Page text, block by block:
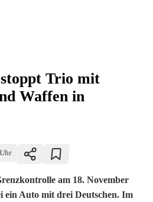
Trio mit
Waffen in
am 18. November
ein Auto mit drei Deutschen. Im